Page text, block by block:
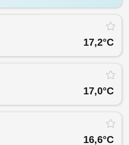
17,2°C
17,0°C
16,6°C